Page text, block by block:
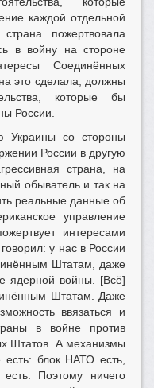
каждой отдельной
пожертвовала
в войну на стороне
Соединённых
это сделала, должны
которые бы
России.
Украины со стороны
России в другую
страна, на
обыватель и так на
реальные данные об
управление
интересами
у нас в России
Штатам, даже
ядерной войны. [Всё]
Штатам. Даже
ввязаться и
в войне против
Штатов. А механизмы
есть: блок НАТО есть,
Поэтому ничего